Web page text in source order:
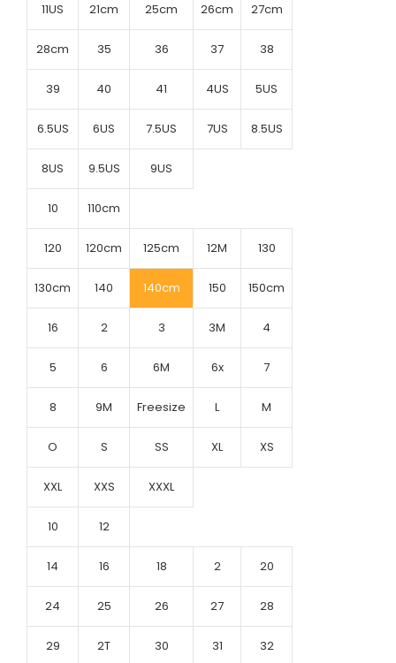
11US 21cm 25cm 26cm 27cm
28cm 35 36 37 38
39 40 41 4US 5US
6.5US 6US 7.5US 7US 8.5US
8US 9.5US 9US
10 110cm
120 120cm 125cm 12M 130
130cm 140 140cm 150 150cm
16 2 3 3M 4
5 6 6M 6x 7
8 9M Freesize L M
O S SS XL XS
XXL XXS XXXL
10 12
14 16 18 2 20
24 25 26 27 28
29 2T 30 31 32